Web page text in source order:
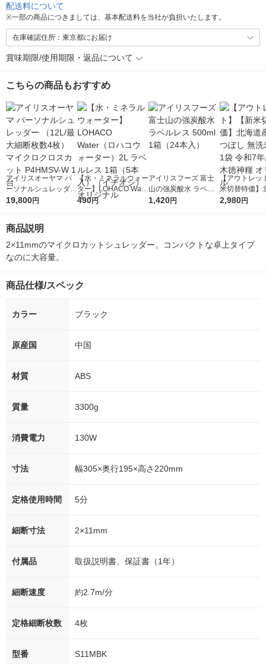
配送料について
※一部の商品につきましては、基本配送料を当社が負担いたします。
在庫確認住所：東京都にお届け
賞味期限/使用期限・返品について
こちらの商品もおすすめ
アイリスオーヤマ パ
ーソナルシュレッダー
（12L/最大細断枚数4
台
19,800円
【水・ミネラルウォー
ター】LOHACO Wate
r（ロハコウォータ
490円
アイリスフーズ 富士
山の強炭酸水 ラベル
レス 500ml 1箱（24
1,420円
【アウトレッ
米切替特価】
ななつぼし 無
2,980円
商品説明
2×11mmのマイクロカットシュレッダー。コンパクトな卓上タイプ
なのに大容量。
商品仕様/スペック
カラー ブラック
原産国 中国
材質 ABS
質量 3300g
消費電力 130W
寸法 幅305×奥行195×高さ220mm
定格使用時間 5分
細断寸法 2×11mm
付属品 取扱説明書、保証書（1年）
細断速度 約2.7m/分
定格細断枚数 4枚
型番 S11MBK